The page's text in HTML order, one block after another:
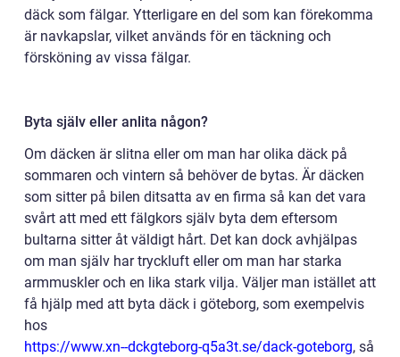
däck som fälgar. Ytterligare en del som kan förekomma
är navkapslar, vilket används för en täckning och
försköning av vissa fälgar.
Byta själv eller anlita någon?
Om däcken är slitna eller om man har olika däck på
sommaren och vintern så behöver de bytas. Är däcken
som sitter på bilen ditsatta av en firma så kan det vara
svårt att med ett fälgkors själv byta dem eftersom
bultarna sitter åt väldigt hårt. Det kan dock avhjälpas
om man själv har tryckluft eller om man har starka
armmuskler och en lika stark vilja. Väljer man istället att
få hjälp med att byta däck i göteborg, som exempelvis
hos
https://www.xn--dckgteborg-q5a3t.se/dack-goteborg, så